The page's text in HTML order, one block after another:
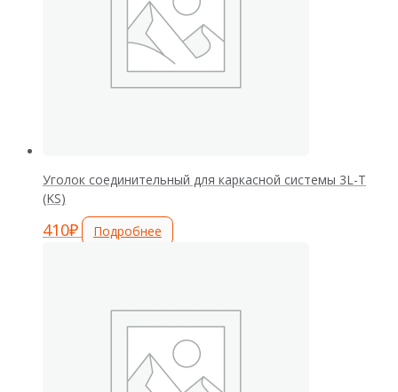
Уголок соединительный для каркасной системы 3L-T
(KS)
410₽ Подробнее